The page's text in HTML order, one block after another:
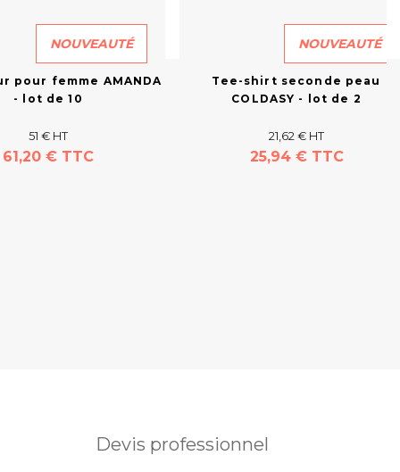
NOUVEAUTÉ
pour femme AMANDA
- lot de 10
51 € HT
61,20 € TTC
NOUVEAUTÉ
Tee-shirt seconde peau
COLDASY - lot de 2
21,62 € HT
25,94 € TTC
Devis professionnel